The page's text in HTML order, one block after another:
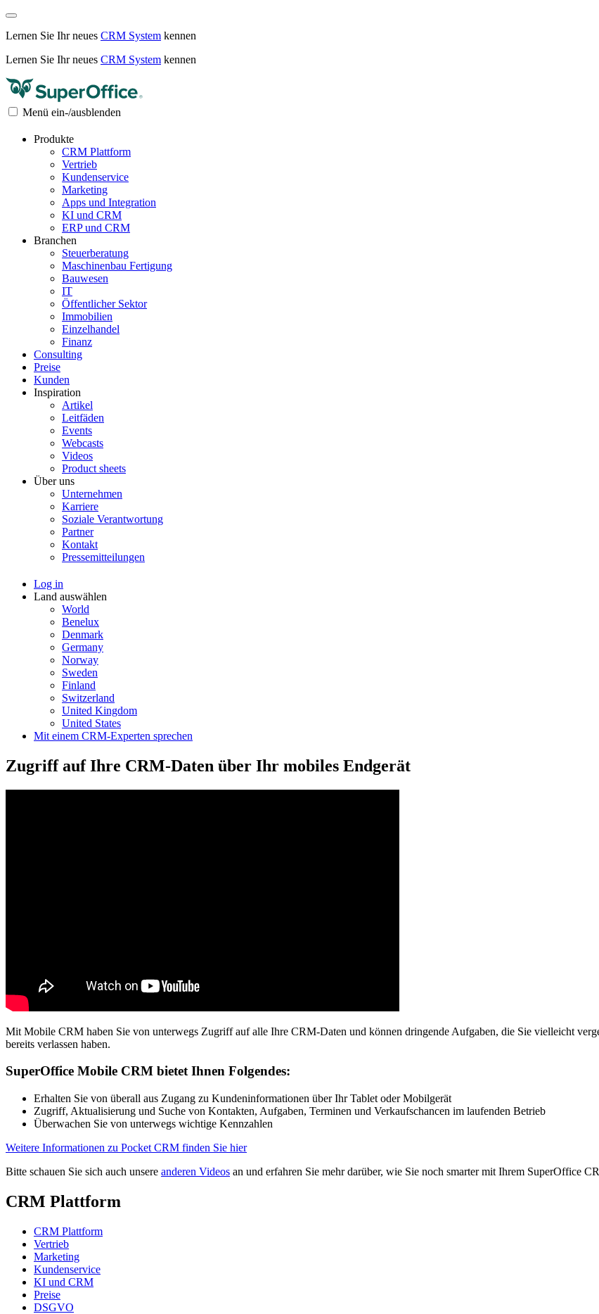
Lernen Sie Ihr neues CRM System kennen
Lernen Sie Ihr neues CRM System kennen
Menü ein-/ausblenden
Produkte
CRM Plattform
Vertrieb
Kundenservice
Marketing
Apps und Integration
KI und CRM
ERP und CRM
Branchen
Steuerberatung
Maschinenbau Fertigung
Bauwesen
IT
Öffentlicher Sektor
Immobilien
Einzelhandel
Finanz
Consulting
Preise
Kunden
Inspiration
Artikel
Leitfäden
Events
Webcasts
Videos
Product sheets
Über uns
Unternehmen
Karriere
Soziale Verantwortung
Partner
Kontakt
Pressemitteilungen
Log in
Land auswählen
World
Benelux
Denmark
Germany
Norway
Sweden
Finland
Switzerland
United Kingdom
United States
Mit einem CRM-Experten sprechen
Zugriff auf Ihre CRM-Daten über Ihr mobiles Endgerät
Mit Mobile CRM haben Sie von unterwegs Zugriff auf alle Ihre CRM-Daten und können dringende Aufgaben, die Sie vielleicht
bereits verlassen haben.
SuperOffice Mobile CRM bietet Ihnen Folgendes:
Erhalten Sie von überall aus Zugang zu Kundeninformationen über Ihr Tablet oder Mobilgerät
Zugriff, Aktualisierung und Suche von Kontakten, Aufgaben, Terminen und Verkaufschancen im laufenden Betrieb
Überwachen Sie von unterwegs wichtige Kennzahlen
Weitere Informationen zu Pocket CRM finden Sie hier
Bitte schauen Sie sich auch unsere anderen Videos an und erfahren Sie mehr darüber, wie Sie noch smarter mit Ihrem SuperOffice
CRM Plattform
CRM Plattform
Vertrieb
Marketing
Kundenservice
KI und CRM
Preise
DSGVO